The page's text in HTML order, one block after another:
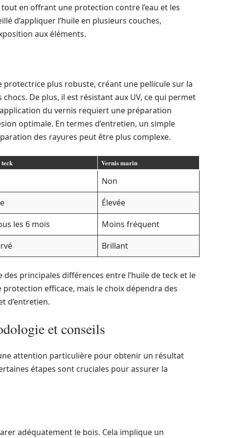
en offrant une protection contre l’eau et les
d’appliquer l’huile en plusieurs couches,
aux éléments.
protectrice plus robuste, créant une pellicule sur la
De plus, il est résistant aux UV, ce qui permet
du vernis requiert une préparation
optimale. En termes d’entretien, un simple
des rayures peut être plus complexe.
Vernis marin
Non
Élevée
les 6 mois
Moins fréquent
Brillant
principales différences entre l’huile de teck et le
efficace, mais le choix dépendra des
d’entretien.
et conseils
attention particulière pour obtenir un résultat
étapes sont cruciales pour assurer la
adéquatement le bois. Cela implique un